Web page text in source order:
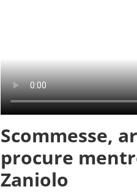
Scommesse,
procure
Zaniolo